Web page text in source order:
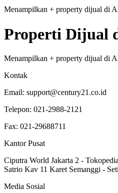
Menampilkan + property dijual di
Properti Dijual
Menampilkan + property dijual di
Kontak
Email: support@century21.co.id
Telepon: 021-2988-2121
Fax: 021-29688711
Kantor Pusat
Ciputra World Jakarta 2 -
Satrio Kav 11 Karet Semanggi -
Media Sosial